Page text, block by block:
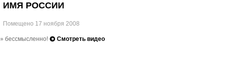
ИМЯ РОССИИ
Помещено 17 ноября 2008
бессмысленно! Смотреть видео